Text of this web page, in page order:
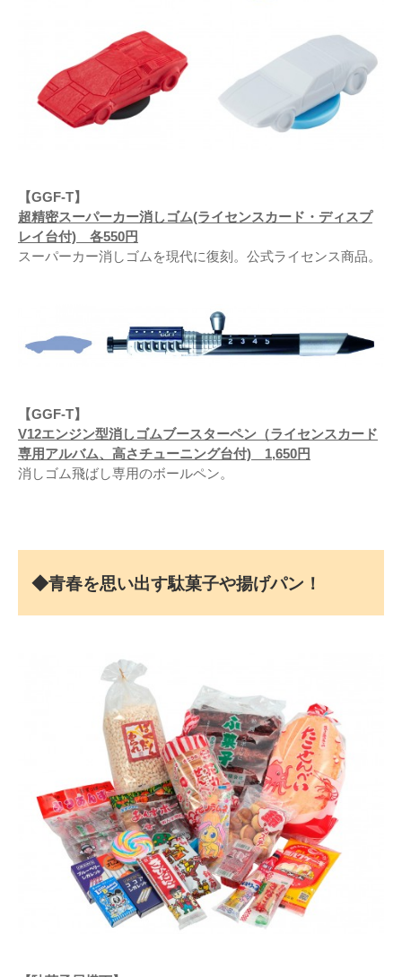
【GGF-T】
超精密スーパーカー消しゴム(ライセンスカード・ディスプ
レイ台付) 各550円
スーパーカー消しゴムを現代に復刻。公式ライセンス商品。
【GGF-T】
V12エンジン型消しゴムブースターペン（ライセンスカード
専用アルバム、高さチューニング台付) 1,650円
消しゴム飛ばし専用のボールペン。
◆青春を思い出す駄菓子や揚げパン！